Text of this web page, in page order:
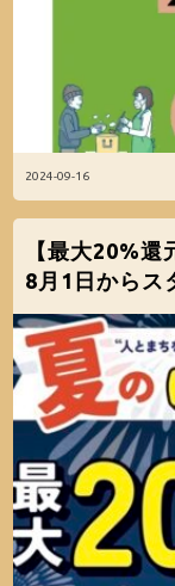
2024-09-16
【最大20%
8月1日からス